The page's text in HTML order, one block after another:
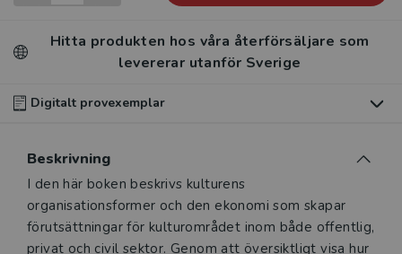
Hitta produkten hos våra återförsäljare som
levererar utanför Sverige
Digitalt provexemplar
digitalt provexemplar av den här produkten
Våra digitala provexemplar tillhandahålls via Studora.se
och ger dig tillgång till boken under 180 dagar. Observera
att erbjudandet endast gäller relevanta produkter för din
Beskrivning
Beskrivning
I den här boken beskrivs kulturens
organisationsformer och den ekonomi som skapar
förutsättningar för kulturområdet inom både offentlig,
privat och civil sektor. Genom att översiktligt visa hur